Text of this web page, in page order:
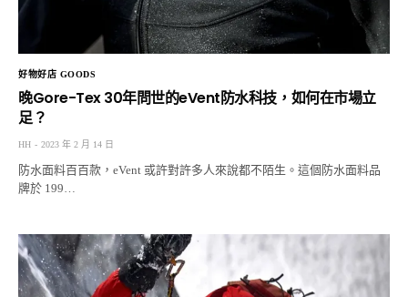
好物好店 GOODS
晚Gore-Tex 30年問世的eVent防水科技，如何在市場立
足？
HH 2023 年 2 月 14 日
防水面料百百款，eVent 或許對許多人來說都不陌生。這個防水面料品
牌於 199…